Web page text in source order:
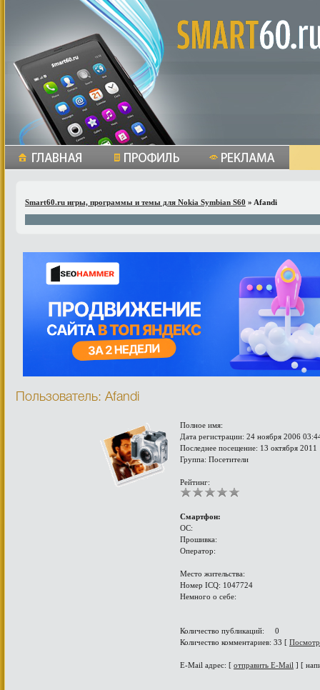
Smart60.ru игры, программы и темы для Nokia Symbian S60 » Afandi
Пользователь: Afandi
Полное имя:
Дата регистрации: 24 ноября 2006
Последнее посещение: 13 октября 2011
Группа: Посетители
Рейтинг:
Смартфон:
ОС:
Прошивка:
Оператор:
Место жительства:
Номер ICQ: 1047724
Немного о себе:
Количество публикаций: 0
Количество комментариев: 33 [
E-Mail адрес: [ отправить E-Mail ] [